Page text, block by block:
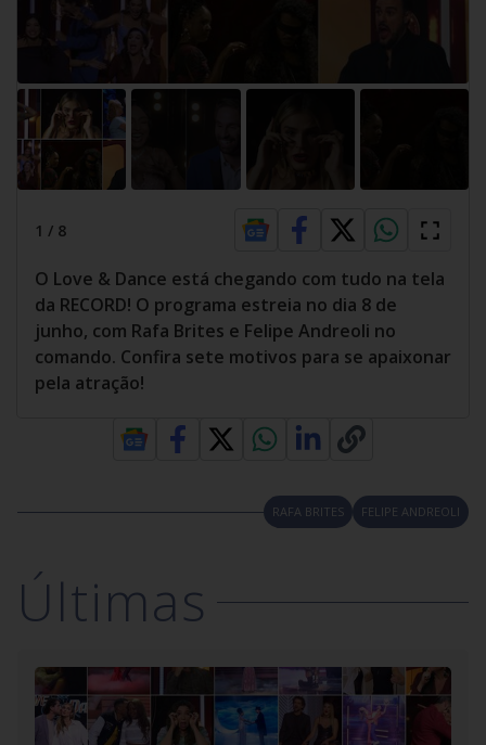
1 / 8
O Love & Dance está chegando com tudo na tela
da RECORD! O programa estreia no dia 8 de
junho, com Rafa Brites e Felipe Andreoli no
comando. Confira sete motivos para se apaixonar
pela atração!
RAFA BRITES FELIPE ANDREOLI
Últimas